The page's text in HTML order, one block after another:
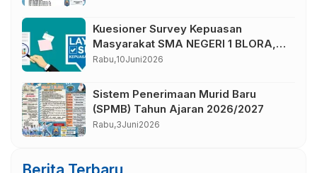
Kuesioner Survey Kepuasan
Masyarakat SMA NEGERI 1 BLORA,
Cabang Dinas Pendidikan Wilayah IV
Rabu,10Juni2026
Sistem Penerimaan Murid Baru
(SPMB) Tahun Ajaran 2026/2027
Rabu,3Juni2026